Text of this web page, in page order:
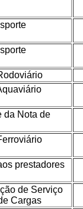
da Nota de
prestadores
de Serviço
Cargas